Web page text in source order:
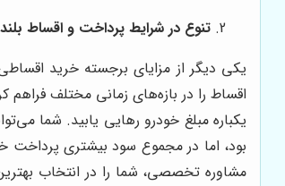
تنوع در شرایط پرداخت و اقساط
یکی دیگر از مزایای برجسته خرید
اقساط را در بازه‌های زمانی مختلف فراهم
یکباره مبلغ خودرو رهایی یابید. شما
بود، اما در مجموع سود بیشتری پرداخت
مشاوره تخصصی، شما را در انتخاب